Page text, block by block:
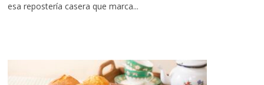
esa repostería casera que marca...